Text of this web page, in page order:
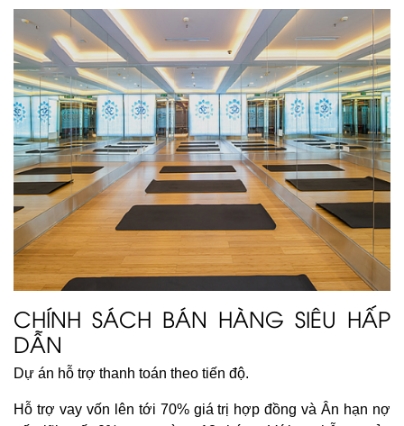
CHÍNH SÁCH BÁN HÀNG SIÊU HẤP
DẪN
Dự án hỗ trợ thanh toán theo tiến độ.
Hỗ trợ vay vốn lên tới 70% giá trị hợp đồng và Ân hạn nợ